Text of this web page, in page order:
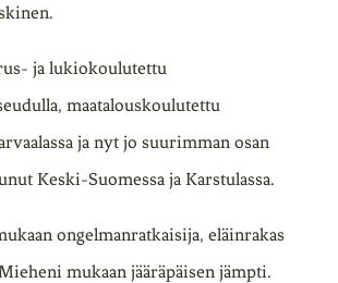
ja lukiokoulutettu
maatalouskoulutettu
ja nyt jo suurimman osan
Keski-Suomessa ja Karstulassa.
ongelmanratkaisija, eläinrakas
mukaan jääräpäisen jämpti.